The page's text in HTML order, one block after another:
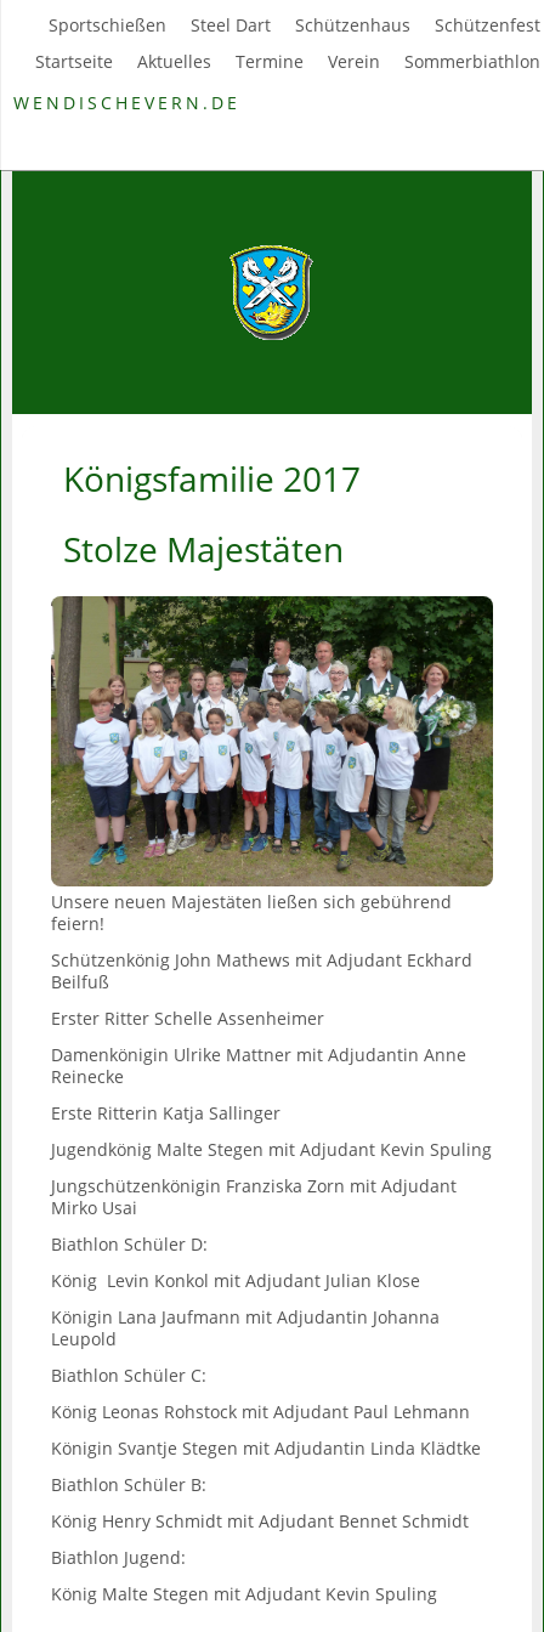
Schützenfest
Schützenhaus
Steel Dart
Sportschießen
Sommerbiathlon
Verein
Termine
Aktuelles
Startseite
WENDISCHEVERN.DE
Königsfamilie 2017
Stolze Majestäten
Unsere neuen Majestäten ließen sich gebührend
feiern!
Schützenkönig John Mathews mit Adjudant Eckhard
Beilfuß
Erster Ritter Schelle Assenheimer
Damenkönigin Ulrike Mattner mit Adjudantin Anne
Reinecke
Erste Ritterin Katja Sallinger
Jugendkönig Malte Stegen mit Adjudant Kevin Spuling
Jungschützenkönigin Franziska Zorn mit Adjudant
Mirko Usai
Biathlon Schüler D:
König Levin Konkol mit Adjudant Julian Klose
Königin Lana Jaufmann mit Adjudantin Johanna
Leupold
Biathlon Schüler C:
König Leonas Rohstock mit Adjudant Paul Lehmann
Königin Svantje Stegen mit Adjudantin Linda Klädtke
Biathlon Schüler B:
König Henry Schmidt mit Adjudant Bennet Schmidt
Biathlon Jugend:
König Malte Stegen mit Adjudant Kevin Spuling